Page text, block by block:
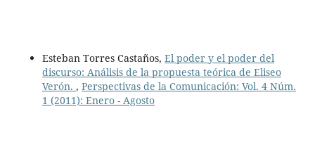
Esteban Torres Castaños, El poder y el poder del
discurso: Análisis de la propuesta teórica de Eliseo
Verón. , Perspectivas de la Comunicación: Vol. 4 Núm.
1 (2011): Enero - Agosto